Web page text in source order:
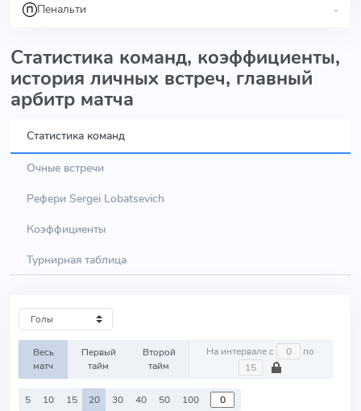
Пенальти -
Статистика команд, коэффициенты,
история личных встреч, главный
арбитр матча
Статистика команд
Очные встречи
Рефери Sergei Lobatsevich
Коэффициенты
Турнирная таблица
Весь
матч
Первый
тайм
Второй
тайм
На интервале с по
5 10 15 20 30 40 50 100